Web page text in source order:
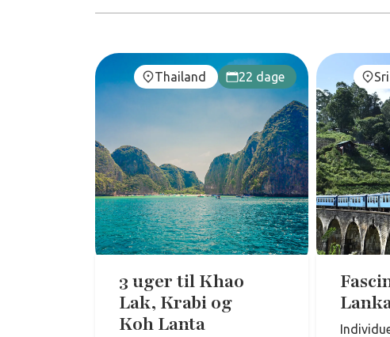
Thailand 22 dage
3 uger til Khao
Lak, Krabi og
Koh Lanta